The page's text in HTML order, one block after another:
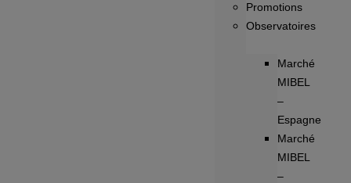
Promotions
Observatoires
Marché
MIBEL
–
Espagne
Marché
MIBEL
–